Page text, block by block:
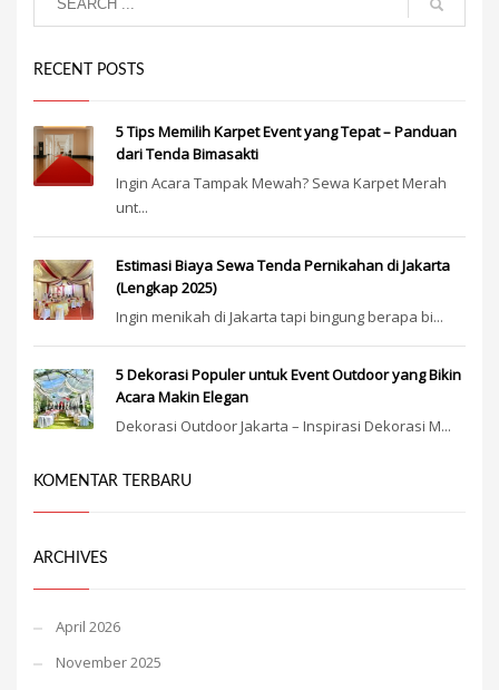
RECENT POSTS
5 Tips Memilih Karpet Event yang Tepat – Panduan
dari Tenda Bimasakti
Ingin Acara Tampak Mewah? Sewa Karpet Merah
unt...
Estimasi Biaya Sewa Tenda Pernikahan di Jakarta
(Lengkap 2025)
Ingin menikah di Jakarta tapi bingung berapa bi...
5 Dekorasi Populer untuk Event Outdoor yang Bikin
Acara Makin Elegan
Dekorasi Outdoor Jakarta – Inspirasi Dekorasi M...
KOMENTAR TERBARU
ARCHIVES
April 2026
November 2025